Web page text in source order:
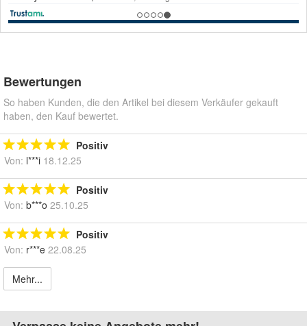
Bewertungen
So haben Kunden, die den Artikel bei diesem Verkäufer gekauft
haben, den Kauf bewertet.
Positiv
Von: l***i 18.12.25
Positiv
Von: b***o 25.10.25
Positiv
Von: r***e 22.08.25
Mehr...